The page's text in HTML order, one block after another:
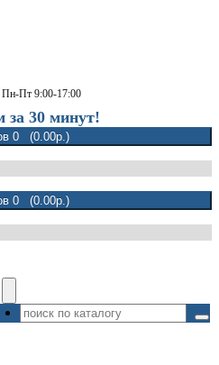
Пн-Пт 9:00-17:00
за 30 минут!
0 (0.00р.)
0 (0.00р.)